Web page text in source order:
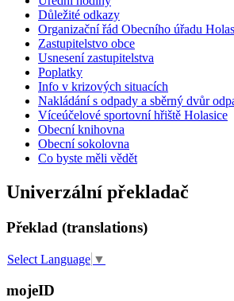
Důležité odkazy
Organizační řád Obecního úřadu
Zastupitelstvo obce
Usnesení zastupitelstva
Poplatky
Info v krizových situacích
Nakládání s odpady a sběrný dvůr
Víceúčelové sportovní hřiště Holasice
Obecní knihovna
Obecní sokolovna
Co byste měli vědět
Univerzální překladač
Překlad (translations)
Select Language ▼
mojeID